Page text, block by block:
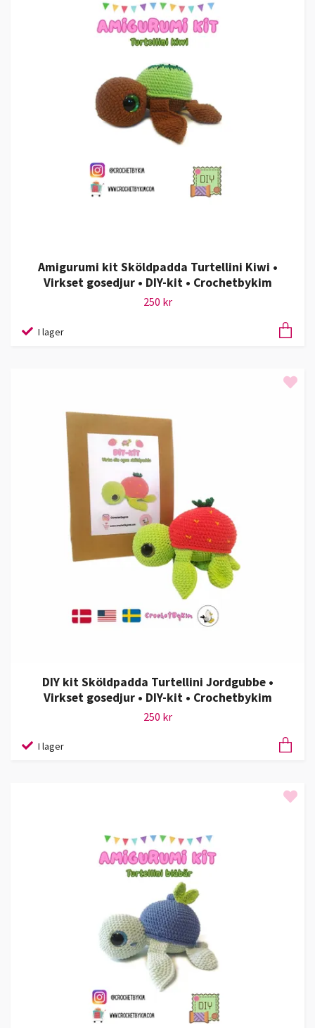
Amigurumi kit Sköldpadda Turtellini Kiwi •
Virkset gosedjur • DIY-kit • Crochetbykim
250 kr
I lager
DIY kit Sköldpadda Turtellini Jordgubbe •
Virkset gosedjur • DIY-kit • Crochetbykim
250 kr
I lager